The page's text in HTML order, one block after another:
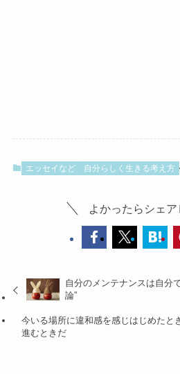
エッセイなど 自分らしく生きる考え方
よかったらシェア
自分のメンテナンスは自分
論”
今いる場所に違和感を感じはじめたと
進むときだ